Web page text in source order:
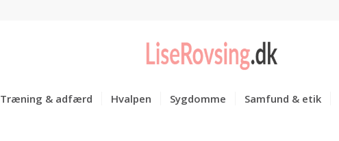
Træning & adfærd Hvalpen Sygdomme Samfund & etik